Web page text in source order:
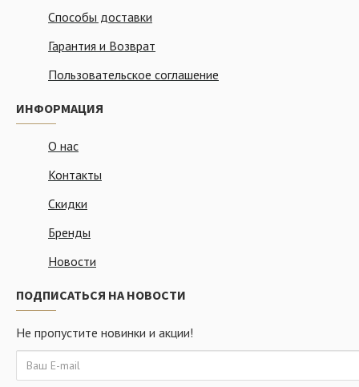
Способы доставки
Гарантия и Возврат
Пользовательское соглашение
ИНФОРМАЦИЯ
О нас
Контакты
Скидки
Бренды
Новости
ПОДПИСАТЬСЯ НА НОВОСТИ
Не пропустите новинки и акции!